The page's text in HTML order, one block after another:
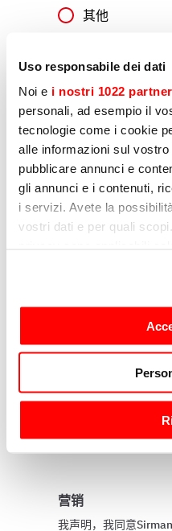
Uso responsabile dei dati
Noi e i nostri 1022 partner
personali, ad esempio il
tecnologie come i cookie
alle informazioni sul
pubblicare annunci e
gli annunci e i contenuti,
i servizi. Avete la
vostri dati e per quali
modificare o revocare il
momento dalla
sull'icona di attivazione
raccogliere
geografica, con
Identificare il tuo
Approfondisci come
e imposta le tue
其他
原因
信息
为营销目的发送通信
不
营销
我声明，我同意